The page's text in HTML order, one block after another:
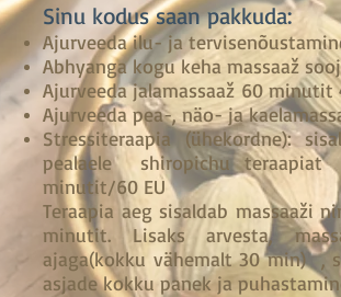
Sinu kodus saan pakkuda:
Ajurveeda ilu- ja
Abhyanga kogu keha massaaž
Ajurveeda jalamassaaž 60 minutit
Ajurveeda pea-, näo- ja
Stressiteraapia (ühekordne):
pealaele shiropichu
minutit/60 EU
Teraapia aeg sisaldab massaaži
minutit. Lisaks arvesta,
ajaga(kokku vähemalt 30 min) ,
asjade kokku panek ja